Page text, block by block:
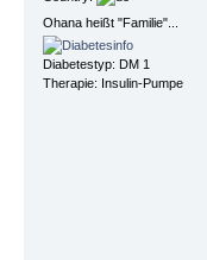
Ohana heißt "Familie"...
Diabetestyp: DM 1
Therapie: Insulin-Pumpe